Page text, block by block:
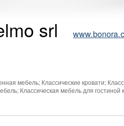
srl
мебель; Классические кровати;
Классическая мебель для